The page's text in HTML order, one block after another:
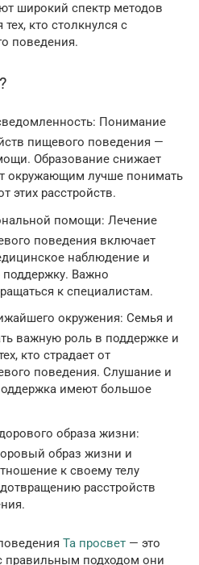
широкий спектр методов
кто столкнулся с
поведения.
Понимание
пищевого поведения —
Образование снижает
окружающим лучше понимать
этих расстройств.
помощи: Лечение
поведения включает
наблюдение и
поддержку. Важно
к специалистам.
окружения: Семья и
важную роль в поддержке и
кто страдает от
поведения. Слушание и
имеют большое
образа жизни:
образ жизни и
к своему телу
расстройств
Та просвет — это
правильным подходом они